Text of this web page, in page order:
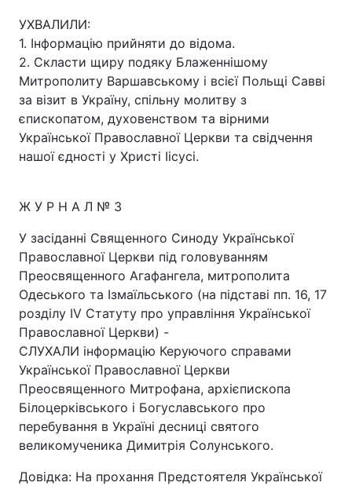
УХВАЛИЛИ:
1. Інформацію прийняти до відома.
2. Скласти щиру подяку Блаженнішому
Митрополиту Варшавському і всієї Польщі Савві
за візит в Україну, спільну молитву з
єпископатом, духовенством та вірними
Української Православної Церкви та свідчення
нашої єдності у Христі Іісусі.
Ж У Р Н А Л № 3
У засіданні Священного Синоду Української
Православної Церкви під головуванням
Преосвященного Агафангела, митрополита
Одеського та Ізмаїльського (на підставі пп. 16, 17
розділу IV Статуту про управління Української
Православної Церкви) -
СЛУХАЛИ інформацію Керуючого справами
Української Православної Церкви
Преосвященного Митрофана, архієпископа
Білоцерківського і Богуславського про
перебування в Україні десниці святого
великомученика Димитрія Солунського.
Довідка: На прохання Предстоятеля Української